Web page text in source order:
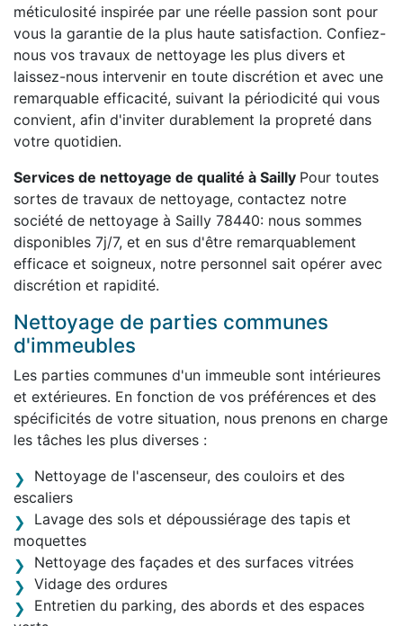
méticulosité inspirée par une réelle passion sont pour
vous la garantie de la plus haute satisfaction. Confiez-
nous vos travaux de nettoyage les plus divers et
laissez-nous intervenir en toute discrétion et avec une
remarquable efficacité, suivant la périodicité qui vous
convient, afin d'inviter durablement la propreté dans
votre quotidien.
Services de nettoyage de qualité à Sailly Pour toutes
sortes de travaux de nettoyage, contactez notre
société de nettoyage à Sailly 78440: nous sommes
disponibles 7j/7, et en sus d'être remarquablement
efficace et soigneux, notre personnel sait opérer avec
discrétion et rapidité.
Nettoyage de parties communes
d'immeubles
Les parties communes d'un immeuble sont intérieures
et extérieures. En fonction de vos préférences et des
spécificités de votre situation, nous prenons en charge
les tâches les plus diverses :
Nettoyage de l'ascenseur, des couloirs et des
escaliers
Lavage des sols et dépoussiérage des tapis et
moquettes
Nettoyage des façades et des surfaces vitrées
Vidage des ordures
Entretien du parking, des abords et des espaces